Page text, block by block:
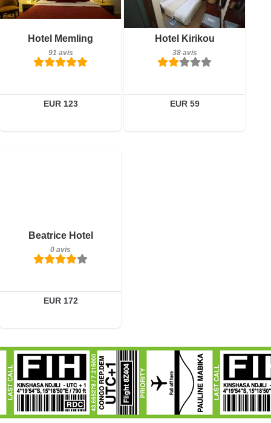
Hotel Memling
91 avis
EUR 123
Réserver
Hotel Kirikou
38 avis
EUR 59
Réserver
Beatrice Hotel
0 avis
EUR 172